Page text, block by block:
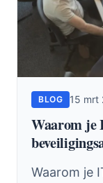
BLOG 15 mrt
Waarom je
Waarom je